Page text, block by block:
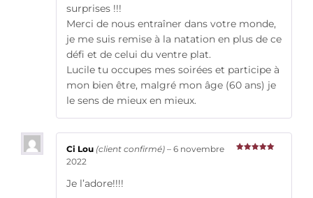
surprises !!!
Merci de nous entraîner dans votre monde,
je me suis remise à la natation en plus de ce
défi et de celui du ventre plat.
Lucile tu occupes mes soirées et participe à
mon bien être, malgré mon âge (60 ans) je
le sens de mieux en mieux.
Ci Lou (client confirmé) – 6 novembre
2022
Je l’adore!!!!